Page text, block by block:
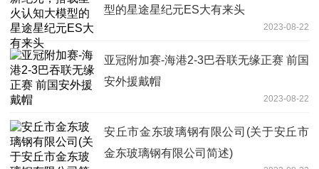
型的星途星纪元ES大有来头
2023-08-22
亚冠附加赛-海港2-3巴吞联无缘正赛 前国
安外援戴帽
2023-08-22
安丘市金东玻璃钢有限公司(关于安丘市
金东玻璃钢有限公司简述)